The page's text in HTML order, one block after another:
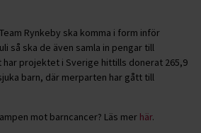
Rynkeby ska komma i form inför
så ska de även samla in pengar till
har projektet i Sverige hittills donerat 265,9
barn, där merparten har gått till
mot barncancer? Läs mer här.